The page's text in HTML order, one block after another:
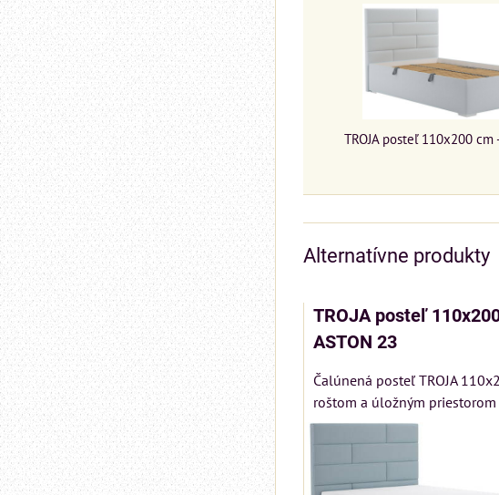
TROJA posteľ 110x200 cm
Alternatívne produkty
TROJA posteľ
ASTON 23
Čalúnená posteľ TROJA
roštom a úložným priestorom